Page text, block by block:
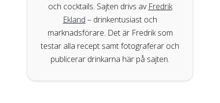
och cocktails. Sajten drivs av Fredrik
Ekland – drinkentusiast och
marknadsförare. Det är Fredrik som
testar alla recept samt fotograferar och
publicerar drinkarna här på sajten.